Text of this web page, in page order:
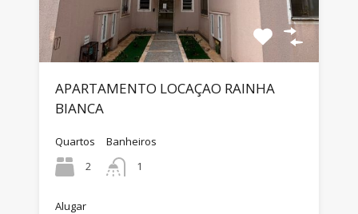
APARTAMENTO LOCAÇAO RAINHA
BIANCA
Quartos
2
Banheiros
1
Alugar